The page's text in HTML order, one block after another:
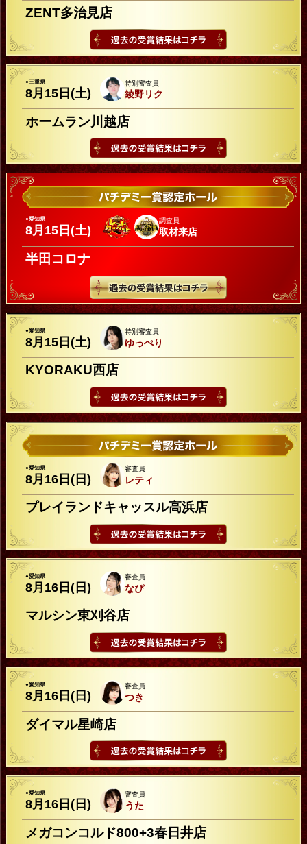
ZENT多治見店
●三重県
8月15日(土)
特別審査員
綾野リク
ホームラン川越店
●愛知県
8月15日(土)
調査員
取材来店
半田コロナ
●愛知県
8月15日(土)
特別審査員
ゆっぺり
KYORAKU西店
●愛知県
8月16日(日)
審査員
レティ
プレイランドキャッスル高浜店
●愛知県
8月16日(日)
審査員
なぴ
マルシン東刈谷店
●愛知県
8月16日(日)
審査員
つき
ダイマル星崎店
●愛知県
8月16日(日)
審査員
うた
メガコンコルド800+3春日井店